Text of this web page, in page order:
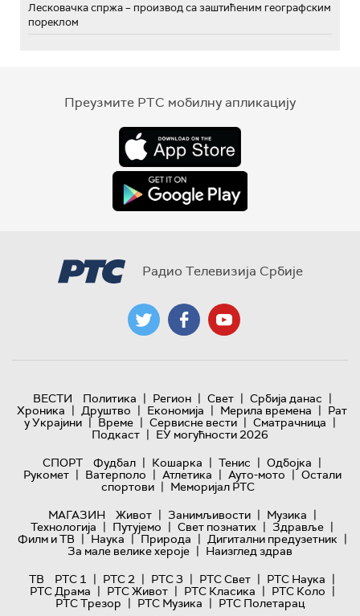
Лесковачка спржа – производ са заштићеним географским
пореклом
Преузмите РТС мобилну апликацију
Радио Телевизија Србије
ВЕСТИ Политика | Регион | Свет | Србија данас |
Хроника | Друштво | Економија | Мерила времена | Рат
у Украјини | Време | Сервисне вести | Сматрачница |
Подкаст | ЕУ могућности 2026
СПОРТ
Фудбал | Кошарка | Тенис | Одбојка |
Рукомет | Ватерполо | Атлетика | Ауто-мото | Остали
спортови | Меморијал РТС
МАГАЗИН
Живот | Занимљивости | Музика |
Технологијa | Путујемо | Свет познатих | Здравље |
Филм и ТВ | Наука | Природа | Дигитални предузетник |
За мале велике хероје | Наизглед здрав
ТВ
РТС 1 | РТС 2 | РТС 3 | РТС Свет | РТС Наука |
РТС Драма | РТС Живот | РТС Класика | РТС Коло |
РТС Трезор | РТС Музика | РТС Полетарац